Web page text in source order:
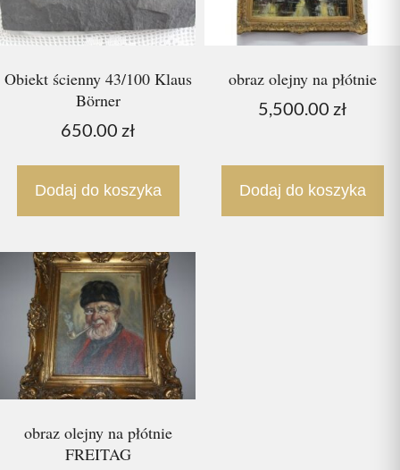
Obiekt ścienny 43/100 Klaus
Börner
650.00 zł
Dodaj do koszyka
obraz olejny na płótnie
5,500.00 zł
Dodaj do koszyka
obraz olejny na płótnie
FREITAG